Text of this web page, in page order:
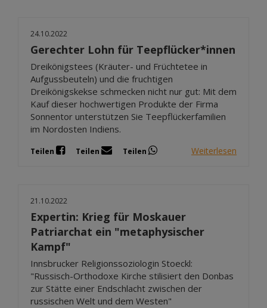
24.10.2022
Gerechter Lohn für Teepflücker*innen
Dreikönigstees (Kräuter- und Früchtetee in
Aufgussbeuteln) und die fruchtigen
Dreikönigskekse schmecken nicht nur gut: Mit dem
Kauf dieser hochwertigen Produkte der Firma
Sonnentor unterstützen Sie Teepflückerfamilien
im Nordosten Indiens.
Teilen Teilen Teilen Weiterlesen
21.10.2022
Expertin: Krieg für Moskauer
Patriarchat ein "metaphysischer
Kampf"
Innsbrucker Religionssoziologin Stoeckl:
"Russisch-Orthodoxe Kirche stilisiert den Donbas
zur Stätte einer Endschlacht zwischen der
russischen Welt und dem Westen"